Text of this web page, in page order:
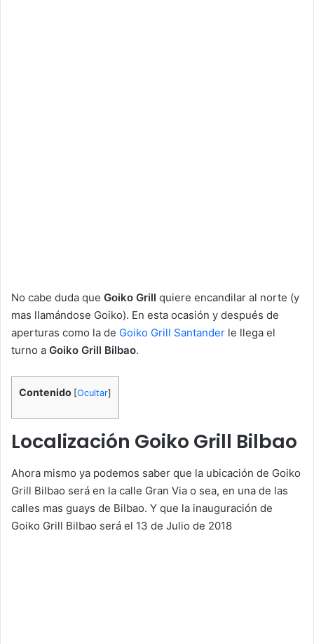
No cabe duda que Goiko Grill quiere encandilar al norte (y
mas llamándose Goiko). En esta ocasión y después de
aperturas como la de Goiko Grill Santander le llega el
turno a Goiko Grill Bilbao.
Contenido [Ocultar]
Localización Goiko Grill Bilbao
Ahora mismo ya podemos saber que la ubicación de Goiko
Grill Bilbao será en la calle Gran Via o sea, en una de las
calles mas guays de Bilbao. Y que la inauguración de
Goiko Grill Bilbao será el 13 de Julio de 2018